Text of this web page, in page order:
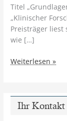
Titel
„Klinischer
Preisträger liest
wie […]
Neue
Weiterlesen »
Ihr Kontakt